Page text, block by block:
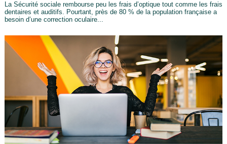
La Sécurité sociale rembourse peu les frais d’optique tout comme les frais
dentaires et auditifs. Pourtant, près de 80 % de la population française a
besoin d’une correction oculaire...